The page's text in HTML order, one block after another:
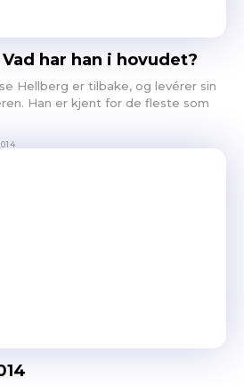
pressebilder. Og coverbilde til platen.
er fint.
etter en liten stund.
det uhyre vanskelig å få hørt og sjekket
har han i hovudet?
Hellberg er tilbake, og levérer sin
Han er kjent for de fleste som